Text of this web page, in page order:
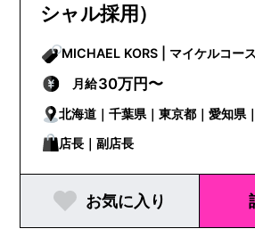
シャル採用）
MICHAEL KORS | マイケルコース
月給30万円〜
北海道｜千葉県｜東京都｜愛知県
｜栃木県｜茨城県｜埼玉県｜神奈
野県｜岐阜県｜静岡県｜滋賀県｜
奈良県｜岡山県｜愛媛県｜福岡県
店長｜副店長
お気に入り